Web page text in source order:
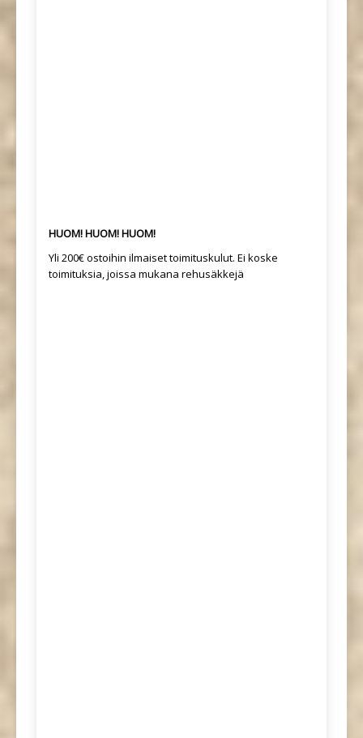
HUOM! HUOM! HUOM!
Yli 200€ ostoihin ilmaiset toimituskulut. Ei koske
toimituksia, joissa mukana rehusäkkejä